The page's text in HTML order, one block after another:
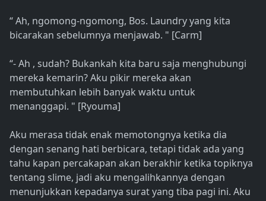
“ Ah, ngomong-ngomong, Bos. Laundry yang kita
bicarakan sebelumnya menjawab. " [Carm]
“- Ah , sudah? Bukankah kita baru saja menghubungi
mereka kemarin? Aku pikir mereka akan
membutuhkan lebih banyak waktu untuk
menanggapi. " [Ryouma]
Aku merasa tidak enak memotongnya ketika dia
dengan senang hati berbicara, tetapi tidak ada yang
tahu kapan percakapan akan berakhir ketika topiknya
tentang slime, jadi aku mengalihkannya dengan
menunjukkan kepadanya surat yang tiba pagi ini. Aku